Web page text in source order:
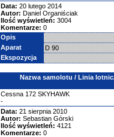
Data: 20 lutego 2014
Autor: Daniel Organiściak
Ilość wyświetleń: 3004
Komentarze: 0
Opis
Aparat
D 90
Ekspozycja
Nazwa samolotu / Linia
Cessna 172 SKYHAWK
-
Data: 21 sierpnia 2010
Autor: Sebastian Górski
Ilość wyświetleń: 4121
Komentarze: 0